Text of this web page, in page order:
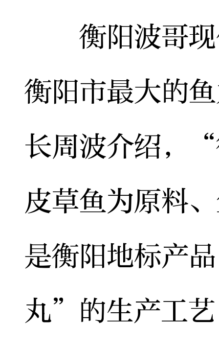
衡阳波哥现
衡阳市最大的
长周波介绍，
皮草鱼为原料
是衡阳地标产
丸”的生产工